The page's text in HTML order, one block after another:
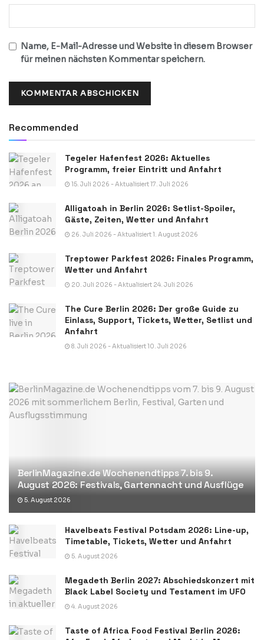
Name, E-Mail-Adresse und Website in diesem Browser
für meinen nächsten Kommentar speichern.
Recommended
Tegeler Hafenfest 2026: Aktuelles
Programm, freier Eintritt und Anfahrt
15. Juli 2026 - Aktualisiert 17. Juli 2026
Alligatoah in Berlin 2026: Setlist-Spoiler,
Gäste, Zeiten, Wetter und Anfahrt
26. Juli 2026 - Aktualisiert 1. August 2026
Treptower Parkfest 2026: Finales Programm,
Wetter und Anfahrt
20. Juli 2026 - Aktualisiert 24. Juli 2026
The Cure Berlin 2026: Der große Guide zu
Einlass, Support, Tickets, Wetter, Setlist und
Anfahrt
8. Juli 2026 - Aktualisiert 10. Juli 2026
BerlinMagazine.de Wochenendtipps 7. bis 9.
August 2026: Festivals, Gartennacht und Ausflüge
5. August 2026
Havelbeats Festival Potsdam 2026: Line-up,
Timetable, Tickets, Wetter und Anfahrt
5. August 2026
Megadeth Berlin 2027: Abschiedskonzert mit
Black Label Society und Testament im UFO
4. August 2026
Taste of Africa Food Festival Berlin 2026: